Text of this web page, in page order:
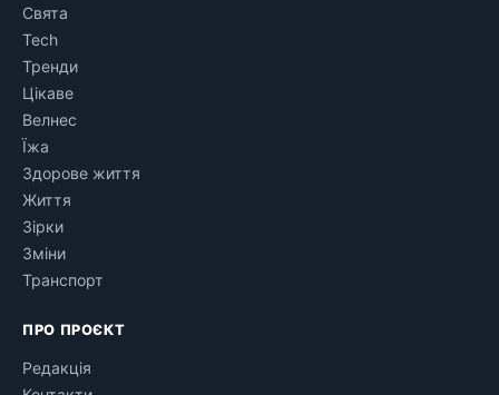
Свята
Tech
Тренди
Цікаве
Велнес
Їжа
Здорове життя
Життя
Зірки
Зміни
Транспорт
ПРО ПРОЄКТ
Редакція